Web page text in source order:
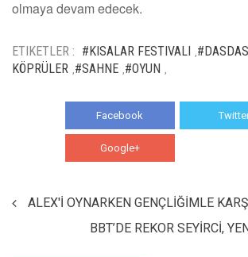
olmaya devam edecek.
ETIKETLER : #KISALAR FESTIVALI #DASDAS
KÖPRÜLER #SAHNE #OYUN
Facebook
Google+
ALEX'İ OYNARKEN GENÇLİĞİMLE
BBT’DE REKOR SEYİRCİ,